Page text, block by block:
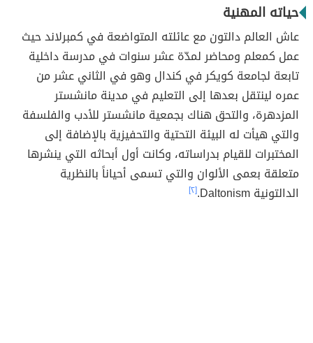
حياته المهنية
عاش العالم دالتون مع عائلته المتواضعة في كمبرلاند حيث
عمل كمعلم ومحاضر لمدّة عشر سنوات في مدرسة داخلية
تابعة لجامعة كويكر في كندال وهو في الثاني عشر من
عمره لينتقل بعدها إلى التعليم في مدينة مانشستر
المزدهرة، والتحق هناك بجمعية مانشستر للأدب والفلسفة
والتي هيأت له البيئة التحتية والتحفيزية بالإضافة إلى
المختبرات للقيام بدراساته، وكانت أول أبحاثه التي ينشرها
متعلقة بعمى الألوان والتي تسمى أحياناً بالنظرية
الدالتونية Daltonism.
[٢]